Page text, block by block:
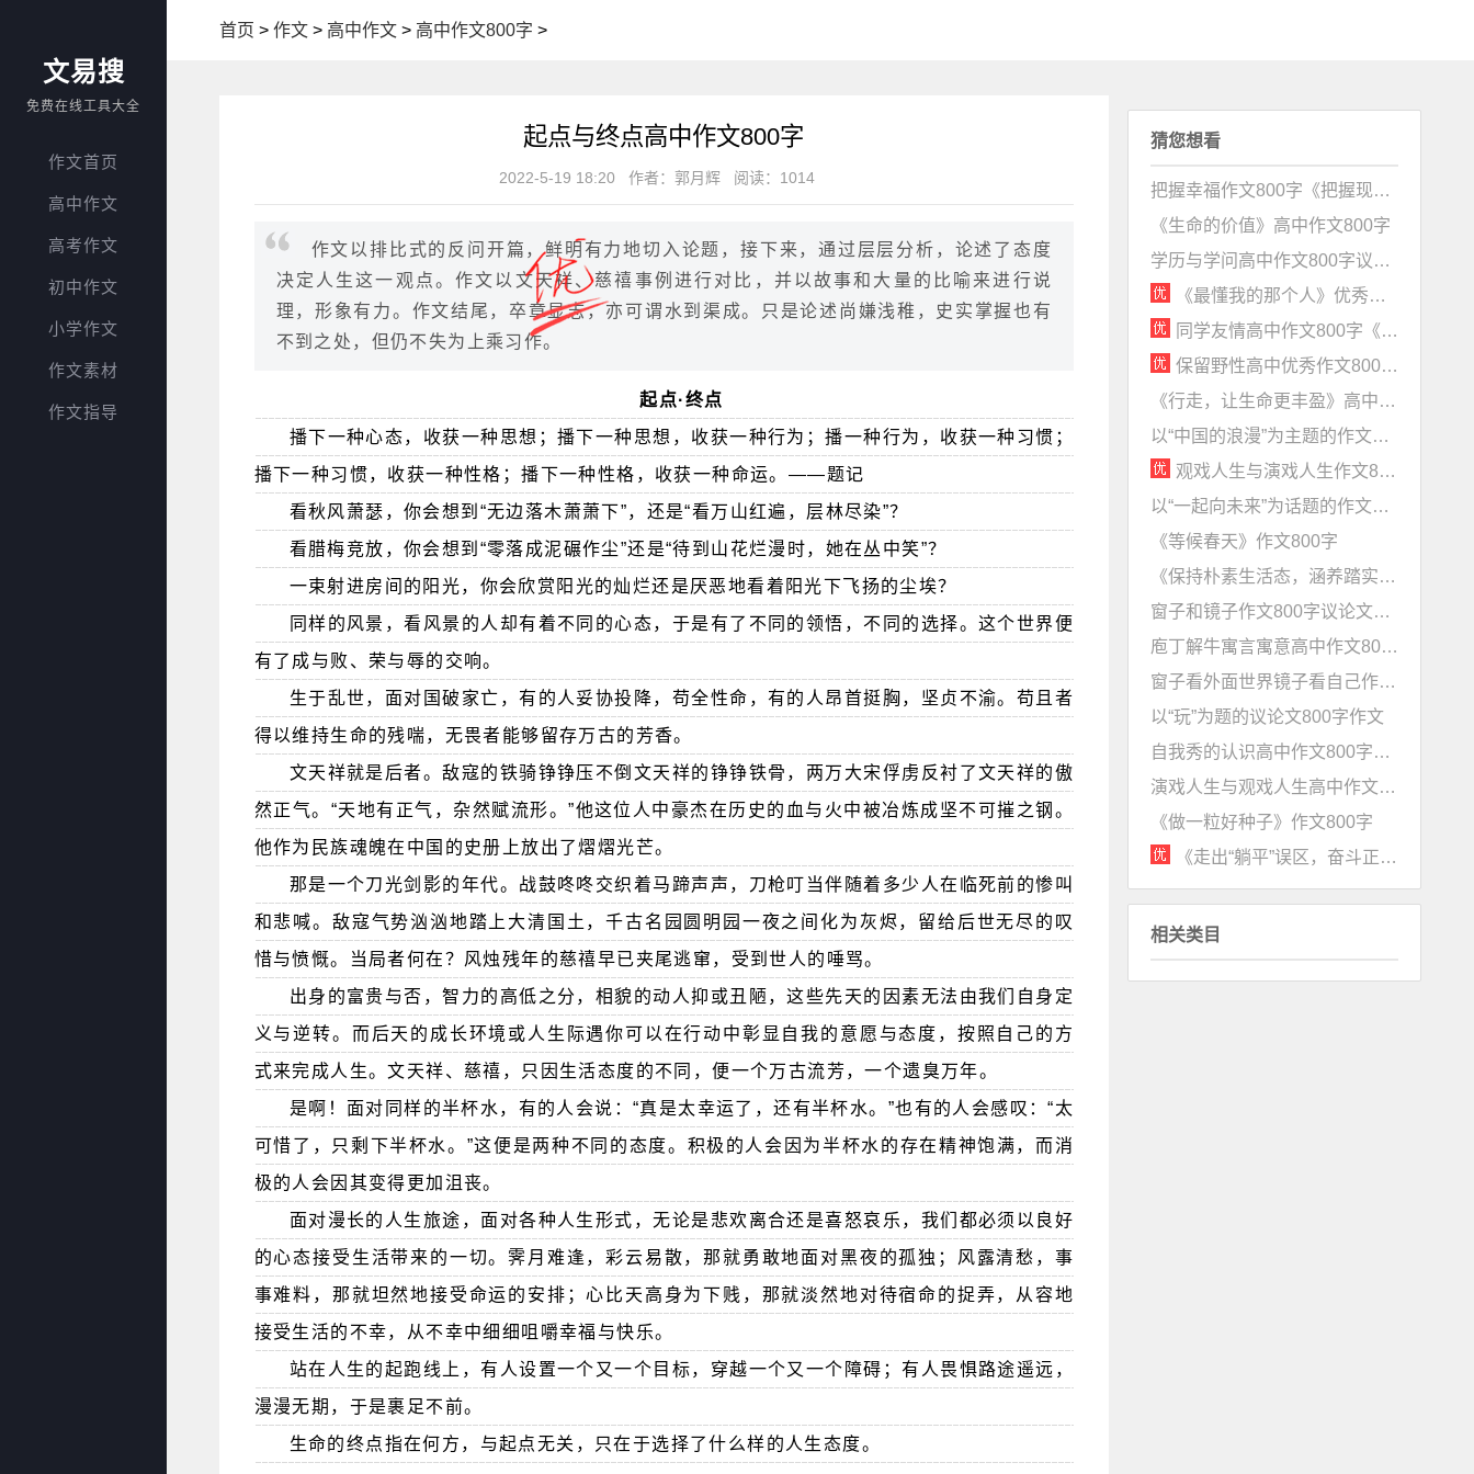
文易搜
免费在线工具大全
作文首页
高中作文
高考作文
初中作文
小学作文
作文素材
作文指导
首页 > 作文> 高中作文> 高中作文800字 >
起点与终点高中作文800字
2022-5-19 18:20 作者：郭月辉 阅读：1014
作文以排比式的反问开篇，鲜明有力地切入论题，接下来，通过层层分析，论述了态度
决定人生这一观点。作文以文天祥、慈禧事例进行对比，并以故事和大量的比喻来进行说
理，形象有力。作文结尾，卒章显志，亦可谓水到渠成。只是论述尚嫌浅稚，史实掌握也有
不到之处，但仍不失为上乘习作。
起点·终点
播下一种心态，收获一种思想；播下一种思想，收获一种行为；播一种行为，收获一种习惯；
播下一种习惯，收获一种性格；播下一种性格，收获一种命运。——题记
看秋风萧瑟，你会想到“无边落木萧萧下”，还是“看万山红遍，层林尽染”？
看腊梅竞放，你会想到“零落成泥碾作尘”还是“待到山花烂漫时，她在丛中笑”？
一束射进房间的阳光，你会欣赏阳光的灿烂还是厌恶地看着阳光下飞扬的尘埃？
同样的风景，看风景的人却有着不同的心态，于是有了不同的领悟，不同的选择。这个世界便
有了成与败、荣与辱的交响。
生于乱世，面对国破家亡，有的人妥协投降，苟全性命，有的人昂首挺胸，坚贞不渝。苟且者
得以维持生命的残喘，无畏者能够留存万古的芳香。
文天祥就是后者。敌寇的铁骑铮铮压不倒文天祥的铮铮铁骨，两万大宋俘虏反衬了文天祥的傲
然正气。“天地有正气，杂然赋流形。”他这位人中豪杰在历史的血与火中被冶炼成坚不可摧之钢。
他作为民族魂魄在中国的史册上放出了熠熠光芒。
那是一个刀光剑影的年代。战鼓咚咚交织着马蹄声声，刀枪叮当伴随着多少人在临死前的惨叫
和悲喊。敌寇气势汹汹地踏上大清国土，千古名园圆明园一夜之间化为灰烬，留给后世无尽的叹
惜与愤慨。当局者何在？风烛残年的慈禧早已夹尾逃窜，受到世人的唾骂。
出身的富贵与否，智力的高低之分，相貌的动人抑或丑陋，这些先天的因素无法由我们自身定
义与逆转。而后天的成长环境或人生际遇你可以在行动中彰显自我的意愿与态度，按照自己的方
式来完成人生。文天祥、慈禧，只因生活态度的不同，便一个万古流芳，一个遗臭万年。
是啊！面对同样的半杯水，有的人会说：“真是太幸运了，还有半杯水。”也有的人会感叹：“太
可惜了，只剩下半杯水。”这便是两种不同的态度。积极的人会因为半杯水的存在精神饱满，而消
极的人会因其变得更加沮丧。
面对漫长的人生旅途，面对各种人生形式，无论是悲欢离合还是喜怒哀乐，我们都必须以良好
的心态接受生活带来的一切。霁月难逢，彩云易散，那就勇敢地面对黑夜的孤独；风露清愁，事
事难料，那就坦然地接受命运的安排；心比天高身为下贱，那就淡然地对待宿命的捉弄，从容地
接受生活的不幸，从不幸中细细咀嚼幸福与快乐。
站在人生的起跑线上，有人设置一个又一个目标，穿越一个又一个障碍；有人畏惧路途遥远，
漫漫无期，于是裹足不前。
生命的终点指在何方，与起点无关，只在于选择了什么样的人生态度。
猜您想看
把握幸福作文800字《把握现实的幸福》
《生命的价值》高中作文800字
学历与学问高中作文800字议论文
《最懂我的那个人》优秀作文800字（情感真挚）
同学友情高中作文800字《醴酒沉香》
保留野性高中优秀作文800字《且留一分野性》
《行走，让生命更丰盈》高中作文800字
以“中国的浪漫”为主题的作文800字《有一种浪漫叫中国》
观戏人生与演戏人生作文800字赏析《以观戏之心，做演戏之事》
以“一起向未来”为话题的作文800字范文
《等候春天》作文800字
《保持朴素生活态，涵养踏实奋斗观》高中作文800字
窗子和镜子作文800字议论文《透窗看世界，借镜明己身》
庖丁解牛寓言寓意高中作文800字《要有“外圆内方”的智慧》
窗子看外面世界镜子看自己作文800字《以世界为窗，成自知之明》
以“玩”为题的议论文800字作文
自我秀的认识高中作文800字议论文
演戏人生与观戏人生高中作文800字《以超世之智，担入世之责》
《做一粒好种子》作文800字
《走出“躺平”误区，奋斗正当其时》高中作文800字
相关类目